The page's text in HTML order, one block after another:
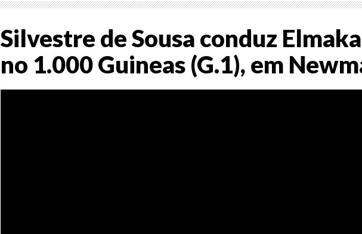
Silvestre de Sousa conduz
no 1.000 Guineas (G.1), em